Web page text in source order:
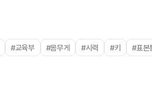
#교육부 #몸무게 #시력 #키 #표본